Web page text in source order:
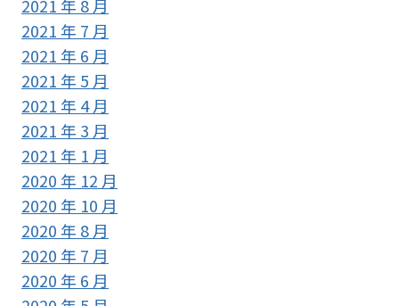
2021 年 8 月
2021 年 7 月
2021 年 6 月
2021 年 5 月
2021 年 4 月
2021 年 3 月
2021 年 1 月
2020 年 12 月
2020 年 10 月
2020 年 8 月
2020 年 7 月
2020 年 6 月